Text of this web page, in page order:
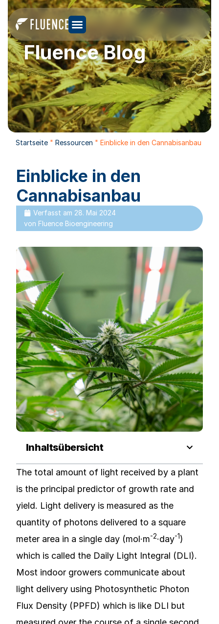
Fluence Blog
Startseite " Ressourcen " Einblicke in den Cannabisanbau
Einblicke in den
Cannabisanbau
Verfasst am 28. Mai 2024
von Fluence Bioengineering
Inhaltsübersicht
The total amount of light received by a plant
is the principal predictor of growth rate and
yield. Light delivery is measured as the
quantity of photons delivered to a square
meter area in a single day (mol·m-2·day-1)
which is called the Daily Light Integral (DLI).
Most indoor growers communicate about
light delivery using Photosynthetic Photon
Flux Density (PPFD) which is like DLI but